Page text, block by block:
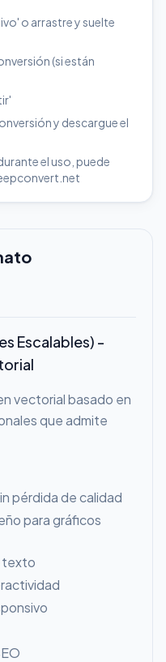
o arrastre y suelte
(si están
y descargue el
el uso, puede
Escalables) -
vectorial basado en
que admite
pérdida de calidad
para gráficos
texto